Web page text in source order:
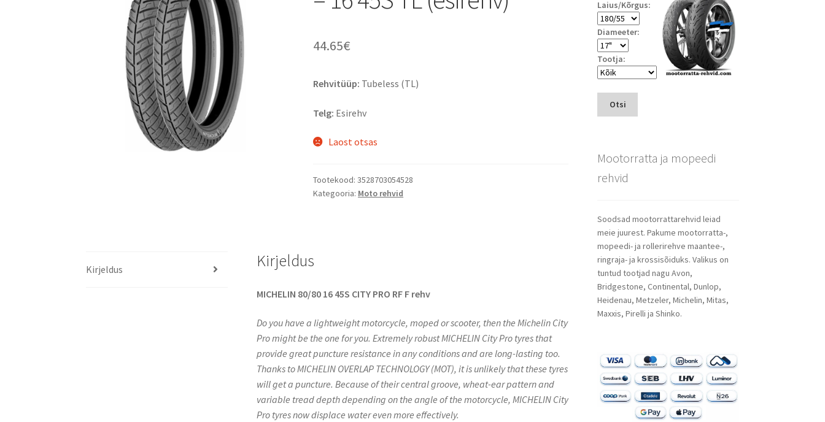
44.65€
Rehvitüüp: Tubeless (TL)
Telg: Esirehv
Laost otsas
Tootekood:3528703054528
Kategooria: Moto rehvid
Kirjeldus Kirjeldus
MICHELIN 80/80 16 45S CITY PRO RF F rehv
Do you have a lightweight motorcycle, moped or scooter, then the Michelin City
Pro might be the one for you. Extremely robust MICHELIN City Pro tyres that
provide great puncture resistance in any conditions and are long-lasting too.
Thanks to MICHELIN OVERLAP TECHNOLOGY (MOT), it is unlikely that these tyres
will get a puncture. Because of their central groove, wheat-ear pattern and
variable tread depth depending on the angle of the motorcycle, MICHELIN City
Pro tyres now displace water even more effectively.
Laius/Kõrgus:
Diameeter:
Tootja:
Otsi
Mootorratta ja mopeedi
rehvid
Soodsad mootorrattarehvid leiad
meie juurest. Pakume mootorratta-,
mopeedi- ja rollerirehve maantee-,
ringraja- ja krossisõiduks. Valikus on
tuntud tootjad nagu Avon,
Bridgestone, Continental, Dunlop,
Heidenau, Metzeler, Michelin, Mitas,
Maxxis, Pirelli ja Shinko.